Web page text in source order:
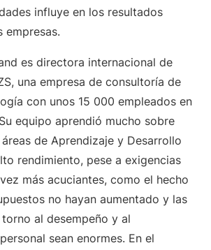
influye en los resultados
empresas.
es directora internacional de
una empresa de consultoría de
con unos 15 000 empleados en
equipo aprendió mucho sobre
de Aprendizaje y Desarrollo
rendimiento, pese a exigencias
más acuciantes, como el hecho
no hayan aumentado y las
al desempeño y al
sean enormes. En el